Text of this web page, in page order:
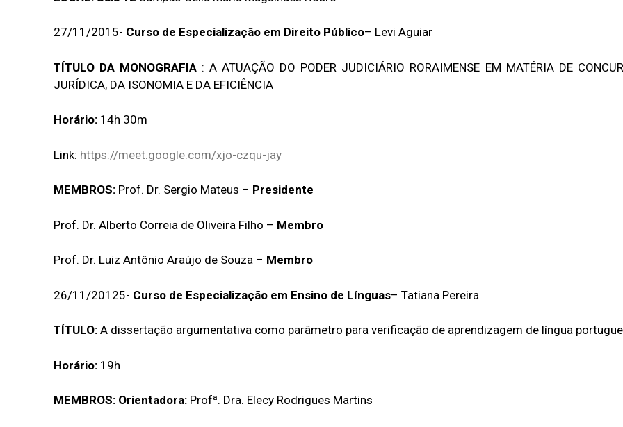
27/11/2015- Curso de Especialização em Direito Público– Levi Aguiar
TÍTULO DA MONOGRAFIA : A ATUAÇÃO DO PODER JUDICIÁRIO RORAIMENSE EM MATÉRIA DE
JURÍDICA, DA ISONOMIA E DA EFICIÊNCIA
Horário: 14h 30m
Link: https://meet.google.com/xjo-czqu-jay
MEMBROS: Prof. Dr. Sergio Mateus – Presidente
Prof. Dr. Alberto Correia de Oliveira Filho – Membro
Prof. Dr. Luiz Antônio Araújo de Souza – Membro
26/11/20125- Curso de Especialização em Ensino de Línguas– Tatiana Pereira
TÍTULO: A dissertação argumentativa como parâmetro para verificação de aprendizagem de língua
Horário: 19h
MEMBROS: Orientadora: Profª. Dra. Elecy Rodrigues Martins